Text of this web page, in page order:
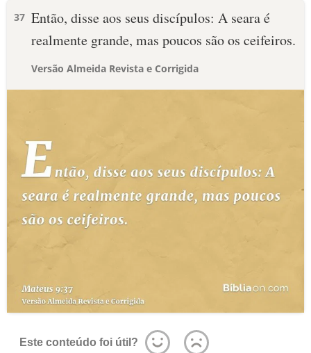
37 Então, disse aos seus discípulos: A seara é
realmente grande, mas poucos são os ceifeiros.
Versão Almeida Revista e Corrigida
Este conteúdo foi útil?